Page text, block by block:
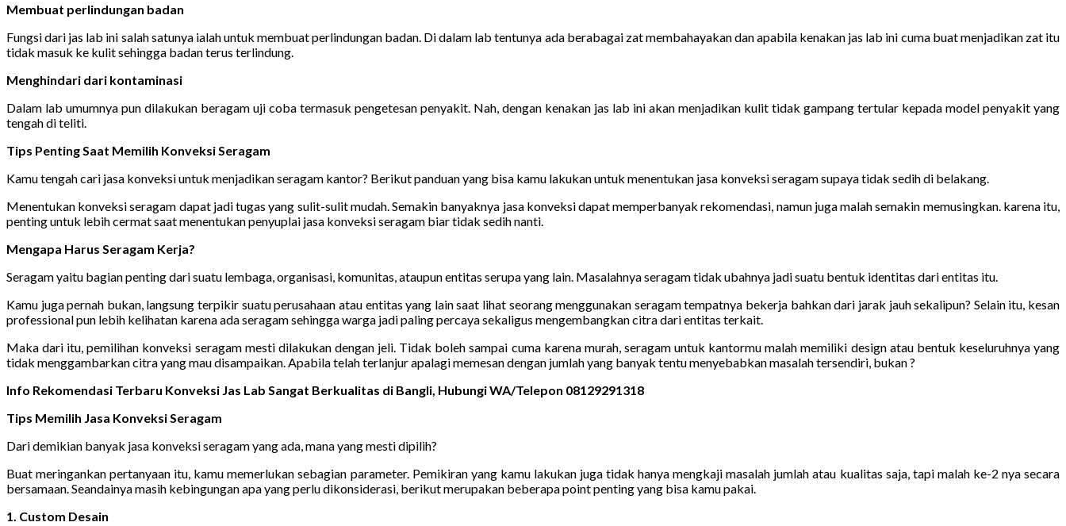
Membuat perlindungan badan
Fungsi dari jas lab ini salah satunya ialah untuk membuat perlindungan badan. Di dalam lab tentunya ada berabagai zat membahayakan dan apabila kenakan jas lab ini cuma buat menjadikan zat itu
tidak masuk ke kulit sehingga badan terus terlindung.
Menghindari dari kontaminasi
Dalam lab umumnya pun dilakukan beragam uji coba termasuk pengetesan penyakit. Nah, dengan kenakan jas lab ini akan menjadikan kulit tidak gampang tertular kepada model penyakit yang
tengah di teliti.
Tips Penting Saat Memilih Konveksi Seragam
Kamu tengah cari jasa konveksi untuk menjadikan seragam kantor? Berikut panduan yang bisa kamu lakukan untuk menentukan jasa konveksi seragam supaya tidak sedih di belakang.
Menentukan konveksi seragam dapat jadi tugas yang sulit-sulit mudah. Semakin banyaknya jasa konveksi dapat memperbanyak rekomendasi, namun juga malah semakin memusingkan. karena itu,
penting untuk lebih cermat saat menentukan penyuplai jasa konveksi seragam biar tidak sedih nanti.
Mengapa Harus Seragam Kerja?
Seragam yaitu bagian penting dari suatu lembaga, organisasi, komunitas, ataupun entitas serupa yang lain. Masalahnya seragam tidak ubahnya jadi suatu bentuk identitas dari entitas itu.
Kamu juga pernah bukan, langsung terpikir suatu perusahaan atau entitas yang lain saat lihat seorang menggunakan seragam tempatnya bekerja bahkan dari jarak jauh sekalipun? Selain itu, kesan
professional pun lebih kelihatan karena ada seragam sehingga warga jadi paling percaya sekaligus mengembangkan citra dari entitas terkait.
Maka dari itu, pemilihan konveksi seragam mesti dilakukan dengan jeli. Tidak boleh sampai cuma karena murah, seragam untuk kantormu malah memiliki design atau bentuk keseluruhnya yang
tidak menggambarkan citra yang mau disampaikan. Apabila telah terlanjur apalagi memesan dengan jumlah yang banyak tentu menyebabkan masalah tersendiri, bukan ?
Info Rekomendasi Terbaru Konveksi Jas Lab Sangat Berkualitas di Bangli, Hubungi WA/Telepon 08129291318
Tips Memilih Jasa Konveksi Seragam
Dari demikian banyak jasa konveksi seragam yang ada, mana yang mesti dipilih?
Buat meringankan pertanyaan itu, kamu memerlukan sebagian parameter. Pemikiran yang kamu lakukan juga tidak hanya mengkaji masalah jumlah atau kualitas saja, tapi malah ke-2 nya secara
bersamaan. Seandainya masih kebingungan apa yang perlu dikonsiderasi, berikut merupakan beberapa point penting yang bisa kamu pakai.
1. Custom Desain